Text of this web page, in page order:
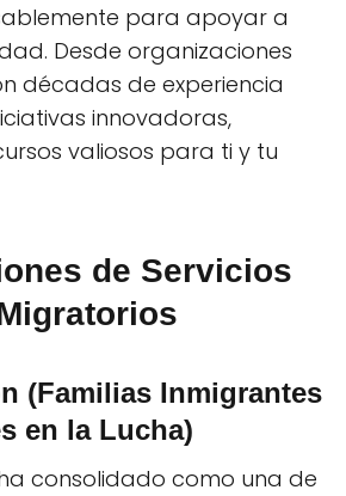
para apoyar a
Desde organizaciones
décadas de experiencia
innovadoras,
valiosos para ti y tu
de Servicios
(Familias Inmigrantes
en la Lucha)
ha consolidado como una de